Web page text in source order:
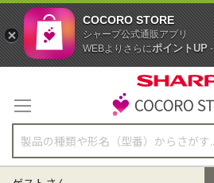
テ
ン
ツ
に
ス
COCORO STORE
シャープ公式通販アプリ
WEBよりさらにポイントUP-